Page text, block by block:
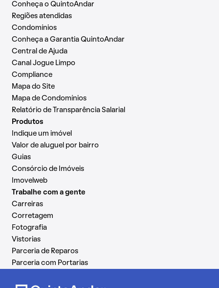
Conheça o QuintoAndar
Regiões atendidas
Condomínios
Conheça a Garantia QuintoAndar
Central de Ajuda
Canal Jogue Limpo
Compliance
Mapa do Site
Mapa de Condomínios
Relatório de Transparência Salarial
Produtos
Indique um imóvel
Valor de aluguel por bairro
Guias
Consórcio de Imóveis
Imovelweb
Trabalhe com a gente
Carreiras
Corretagem
Fotografia
Vistorias
Parceria de Reparos
Parceria com Portarias